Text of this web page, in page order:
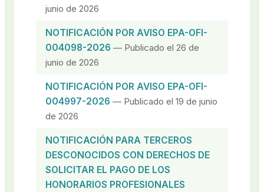
junio de 2026
NOTIFICACIÓN POR AVISO EPA-OFI-
004098-2026 — Publicado el 26 de
junio de 2026
NOTIFICACIÓN POR AVISO EPA-OFI-
004997-2026 — Publicado el 19 de junio
de 2026
NOTIFICACIÓN PARA TERCEROS
DESCONOCIDOS CON DERECHOS DE
SOLICITAR EL PAGO DE LOS
HONORARIOS PROFESIONALES